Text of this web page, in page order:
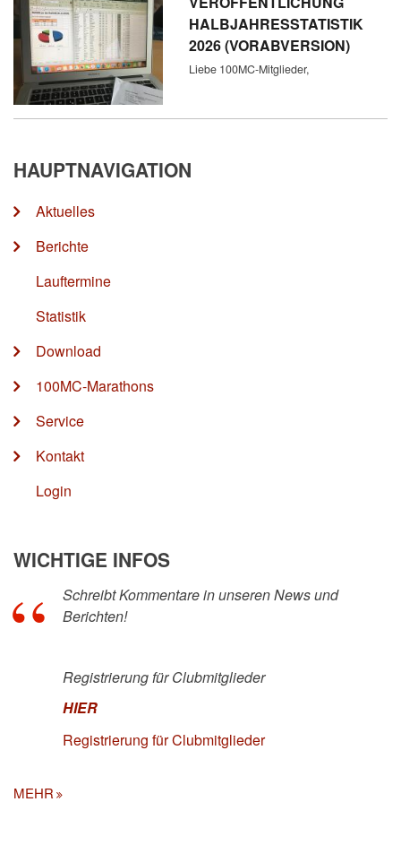
HALBJAHRESSTATISTIK
2026 (VORABVERSION)
Liebe 100MC-Mitglieder,
HAUPTNAVIGATION
Aktuelles
Berichte
Lauftermine
Statistik
Download
100MC-Marathons
Service
Kontakt
Login
WICHTIGE INFOS
Schreibt Kommentare in unseren News und
Berichten!
Registrierung für Clubmitglieder
HIER
Registrierung für Clubmitglieder
MEHR